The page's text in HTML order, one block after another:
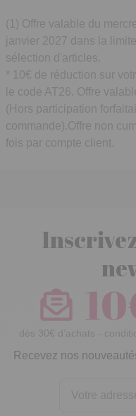
(1) Offre valable du
janvier 2027 dans la
sélection d'articles.
* 10€ de réduction sur
le code AT26. Offre
(Hors participation
commande).Offre non
fois par compte client.
dès 30€ d’achats -
Recevez nos